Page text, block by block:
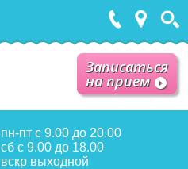
Записаться
на прием
пн-пт с 9.00 до 20.00
сб с 9.00 до 18.00
вскр выходной